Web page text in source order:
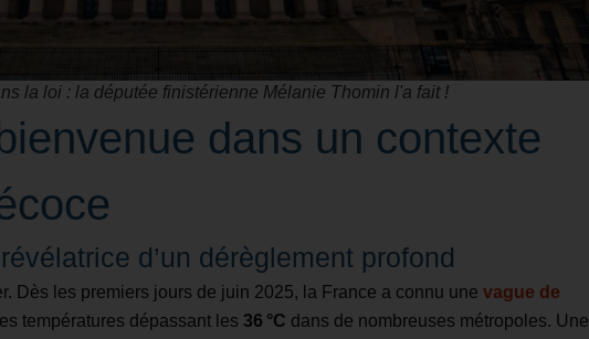
la loi : la députée finistérienne Mélanie Thomin l'a fait !
dans un contexte
d’un dérèglement profond
Dès les premiers jours de juin 2025, la France a connu une vague de
températures dépassant les 36 °C dans de nombreuses métropoles. Une